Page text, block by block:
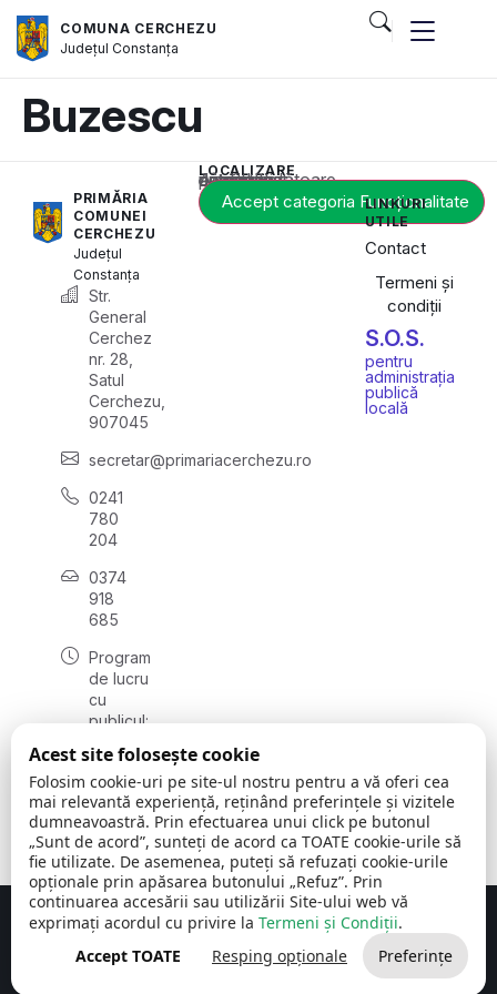
COMUNA CERCHEZU
JudețulConstanța
Buzescu
PRIMĂRIA
COMUNEI
CERCHEZU
Județul
Constanța
Str.
General
Cerchez
nr. 28,
Satul
Cerchezu,
907045
secretar@primariacerchezu.ro
0241
780
204
0374
918
685
Program
de lucru
cu
publicul:
08:00 -
16:30
, vineri:
08:00 -
14:00
LOCALIZARE
Acest conținut este blocat până când acceptați categoria corespunzătoare de cookie-uri.
Accept categoria Funcționalitate
LINKURI
UTILE
Contact
Termeni și
condiții
S.O.S.
pentru
administrația
publică
locală
Comuna Cerchezu © 2026Toate drepturile rezervate
Concept realizat de Big Media Relații Publice SRL
Acest site folosește cookie
Folosim cookie-uri pe site-ul nostru pentru a vă oferi cea
mai relevantă experiență, reținând preferințele și vizitele
dumneavoastră. Prin efectuarea unui click pe butonul
„Sunt de acord”, sunteți de acord ca TOATE cookie-urile să
fie utilizate. De asemenea, puteți să refuzați cookie-urile
opționale prin apăsarea butonului „Refuz”. Prin
continuarea accesării sau utilizării Site-ului web vă
exprimați acordul cu privire la Termeni și Condiții.
Accept TOATE
Resping opționale Preferințe